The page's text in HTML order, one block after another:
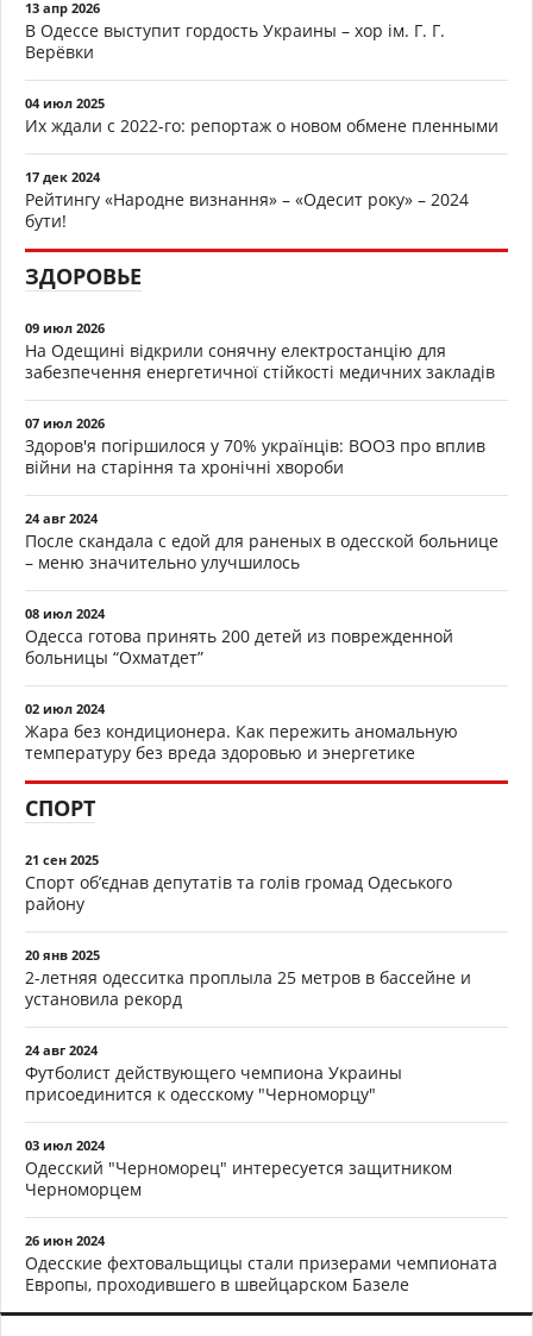
13 апр 2026
В Одессе выступит гордость Украины – хор ім. Г. Г.
Верёвки
04 июл 2025
Их ждали с 2022-го: репортаж о новом обмене пленными
17 дек 2024
Рейтингу «Народне визнання» – «Одесит року» – 2024
бути!
ЗДОРОВЬЕ
09 июл 2026
На Одещині відкрили сонячну електростанцію для
забезпечення енергетичної стійкості медичних закладів
07 июл 2026
Здоров'я погіршилося у 70% українців: ВООЗ про вплив
війни на старіння та хронічні хвороби
24 авг 2024
После скандала с едой для раненых в одесской больнице
– меню значительно улучшилось
08 июл 2024
Одесса готова принять 200 детей из поврежденной
больницы “Охматдет”
02 июл 2024
Жара без кондиционера. Как пережить аномальную
температуру без вреда здоровью и энергетике
СПОРТ
21 сен 2025
Спорт об’єднав депутатів та голів громад Одеського
району
20 янв 2025
2-летняя одесситка проплыла 25 метров в бассейне и
установила рекорд
24 авг 2024
Футболист действующего чемпиона Украины
присоединится к одесскому "Черноморцу"
03 июл 2024
Одесский "Черноморец" интересуется защитником
Черноморцем
26 июн 2024
Одесские фехтовальщицы стали призерами чемпионата
Европы, проходившего в швейцарском Базеле